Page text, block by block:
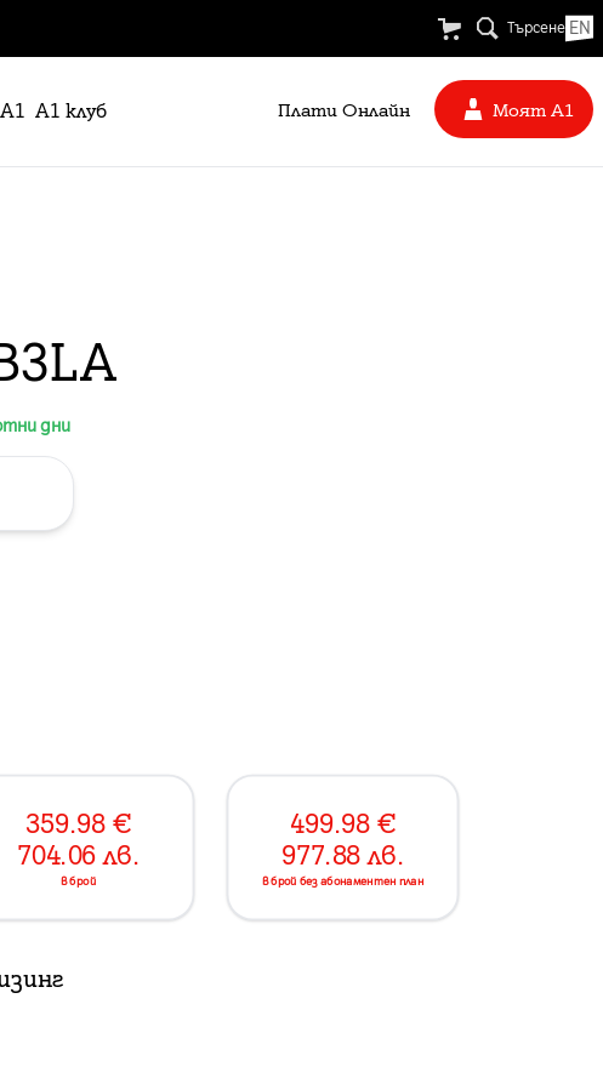
Търсене EN
А1 клуб Плати Oнлайн Моят А1
дни
359.98 €
704.06 лв.
в брой
499.98 €
977.88 лв.
в брой без абонаментен план